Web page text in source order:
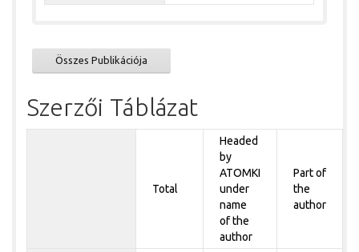
Összes Publikációja
Szerzői Táblázat
Total
Headed
by
ATOMKI
under
name
of the
author
Part of
the
author